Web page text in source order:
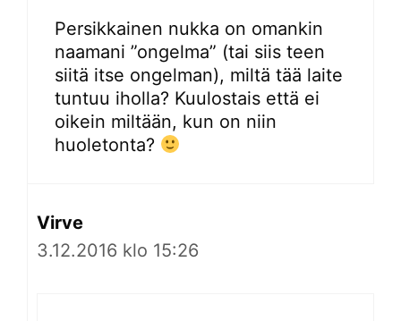
Persikkainen nukka on omankin
naamani ”ongelma” (tai siis teen
siitä itse ongelman), miltä tää laite
tuntuu iholla? Kuulostais että ei
oikein miltään, kun on niin
huoletonta?
Virve
3.12.2016 klo 15:26